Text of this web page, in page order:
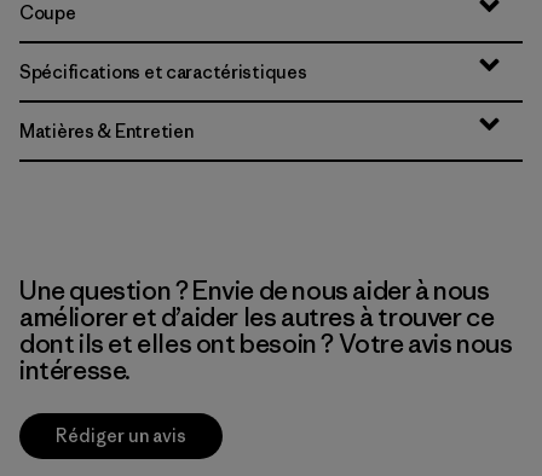
Coupe
Spécifications et caractéristiques
Matières & Entretien
Une question ? Envie de nous aider à nous
améliorer et d’aider les autres à trouver ce
dont ils et elles ont besoin ? Votre avis nous
intéresse.
Rédiger un avis